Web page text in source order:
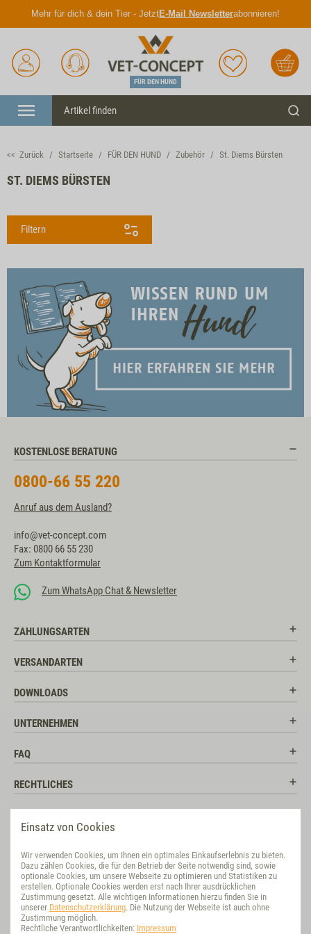
Mehr für dich & dein Tier - JetztE-Mail Newsletterabonnieren!
Anmelden
Unser
Service
FÜR DEN HUND
Merkliste Warenkorb
Menü
Einsatz von Cookies
Wir verwenden Cookies, um Ihnen ein optimales Einkaufserlebnis zu bieten.
Dazu zählen Cookies, die für den Betrieb der Seite notwendig sind, sowie
optionale Cookies, um unsere Webseite zu optimieren und Statistiken zu
erstellen. Optionale Cookies werden erst nach Ihrer ausdrücklichen
Zustimmung gesetzt. Alle wichtigen Informationen hierzu finden Sie in
unserer Datenschutzerklärung. Die Nutzung der Webseite ist auch ohne
Zustimmung möglich.
Rechtliche Verantwortlichkeiten: Impressum
<< Zurück Startseite FÜR DEN HUND Zubehör St. Diems Bürsten
ST. DIEMS BÜRSTEN
Filtern
KOSTENLOSE BERATUNG
0800-66 55 220
Anruf aus dem Ausland?
info@vet-concept.com
Fax: 0800 66 55 230
Zum Kontaktformular
Zum WhatsApp Chat & Newsletter
ZAHLUNGSARTEN
VERSANDARTEN
DOWNLOADS
UNTERNEHMEN
FAQ
RECHTLICHES
BEWERTUNG
VET-CONCEPT INTERNATIONAL